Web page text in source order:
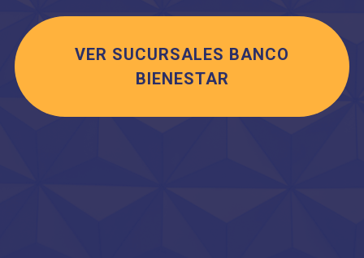
VER SUCURSALES BANCO
BIENESTAR